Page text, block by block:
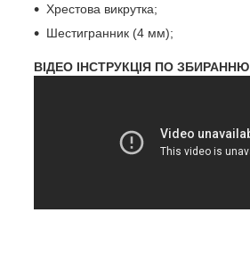
Хрестова викрутка;
Шестигранник (4 мм);
ВІДЕО ІНСТРУКЦІЯ ПО ЗБИРАННЮ